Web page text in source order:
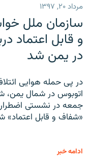
مرداد ۲۰, ۱۳۹۷
سازمان ملل
و قابل اعتماد
در یمن شد
در پی حمله هوایی
اتوبوس در شمال یمن،
جمعه در نشستی
«شفاف و قابل اعتماد»
ادامه خبر